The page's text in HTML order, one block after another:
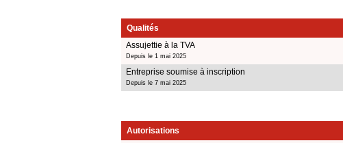
Qualités
Assujettie à la TVA
Depuis le 1 mai 2025
Entreprise soumise à inscription
Depuis le 7 mai 2025
Autorisations